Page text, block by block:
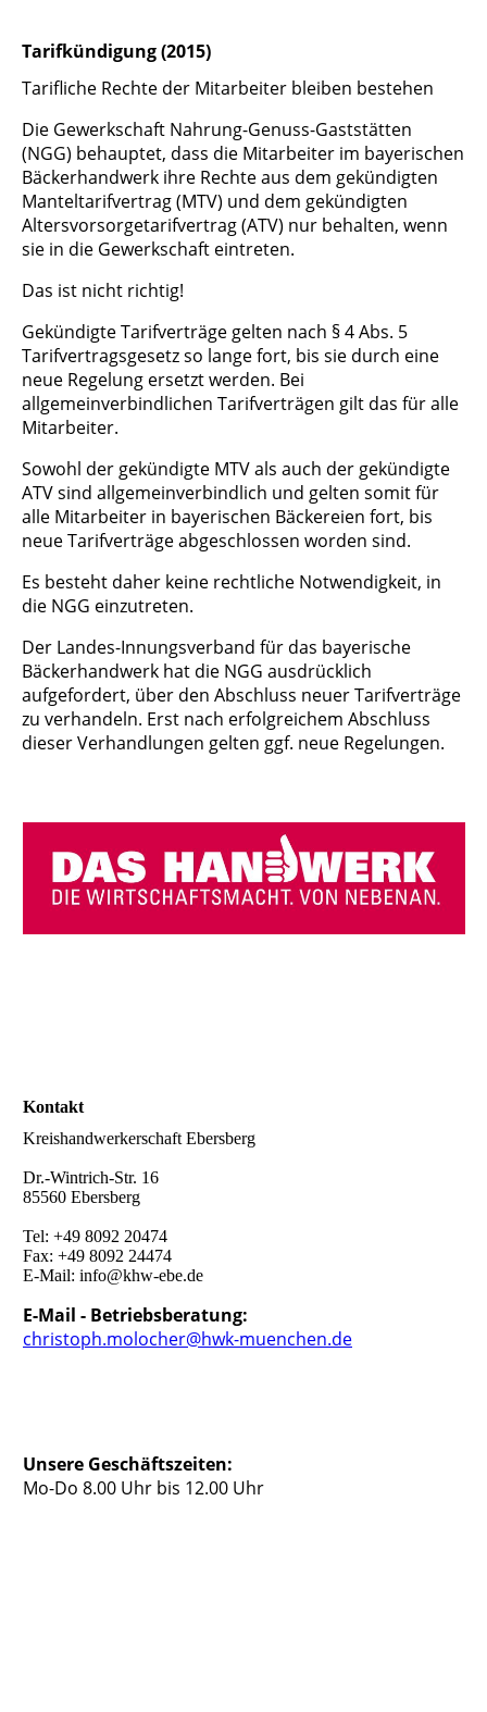
Tarifkündigung (2015)
Tarifliche Rechte der Mitarbeiter bleiben bestehen
Die Gewerkschaft Nahrung-Genuss-Gaststätten
(NGG) behauptet, dass die Mitarbeiter im bayerischen
Bäckerhandwerk ihre Rechte aus dem gekündigten
Manteltarifvertrag (MTV) und dem gekündigten
Altersvorsorgetarifvertrag (ATV) nur behalten, wenn
sie in die Gewerkschaft eintreten.
Das ist nicht richtig!
Gekündigte Tarifverträge gelten nach § 4 Abs. 5
Tarifvertragsgesetz so lange fort, bis sie durch eine
neue Regelung ersetzt werden. Bei
allgemeinverbindlichen Tarifverträgen gilt das für alle
Mitarbeiter.
Sowohl der gekündigte MTV als auch der gekündigte
ATV sind allgemeinverbindlich und gelten somit für
alle Mitarbeiter in bayerischen Bäckereien fort, bis
neue Tarifverträge abgeschlossen worden sind.
Es besteht daher keine rechtliche Notwendigkeit, in
die NGG einzutreten.
Der Landes-Innungsverband für das bayerische
Bäckerhandwerk hat die NGG ausdrücklich
aufgefordert, über den Abschluss neuer Tarifverträge
zu verhandeln. Erst nach erfolgreichem Abschluss
dieser Verhandlungen gelten ggf. neue Regelungen.
Kontakt
Kreishandwerkerschaft Ebersberg
Dr.-Wintrich-Str. 16
85560 Ebersberg
Tel: +49 8092 20474
Fax: +49 8092 24474
E-Mail: info@khw-ebe.de
E-Mail - Betriebsberatung:
christoph.molocher@hwk-muenchen.de
Unsere Geschäftszeiten:
Mo-Do 8.00 Uhr bis 12.00 Uhr